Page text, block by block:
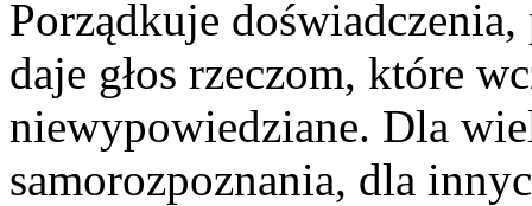
Porządkuje
daje głos rzeczom, które
niewypowiedziane. Dla
samorozpoznania, dla